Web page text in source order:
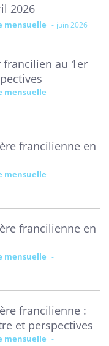
2026
mensuelle juin 2026
au 1er
mensuelle
francilienne en
mensuelle
francilienne en
mensuelle
francilienne :
et perspectives
mensuelle